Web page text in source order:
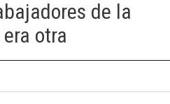
de la
otra